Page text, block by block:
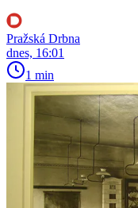
Pražská Drbna
dnes, 16:01
1 min